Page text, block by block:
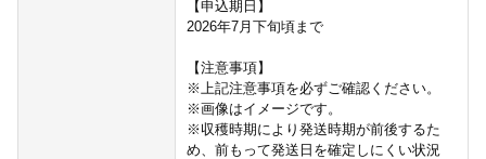
【申込期日】
2026年7月下旬頃まで
【注意事項】
※上記注意事項を必ずご確認ください。
※画像はイメージです。
※収穫時期により発送時期が前後するた
め、前もって発送日を確定しにくい状況